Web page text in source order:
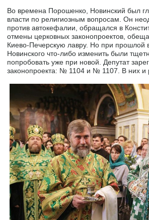
Во времена Порошенко, Новинский был
власти по религиозным вопросам. Он
против автокефалии, обращался в
отмены церковных законопроектов,
Киево-Печерскую лавру. Но при прошлой
Новинского что-либо изменить были
попробовать уже при новой. Депутат
законопроекта: № 1104 и № 1107. В них и